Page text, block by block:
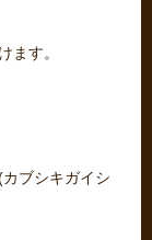
ます。
ブシキガイシ